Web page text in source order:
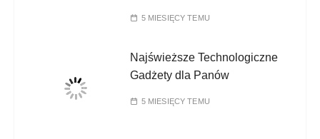
5 MIESIĘCY TEMU
Najświeższe Technologiczne
Gadżety dla Panów
5 MIESIĘCY TEMU